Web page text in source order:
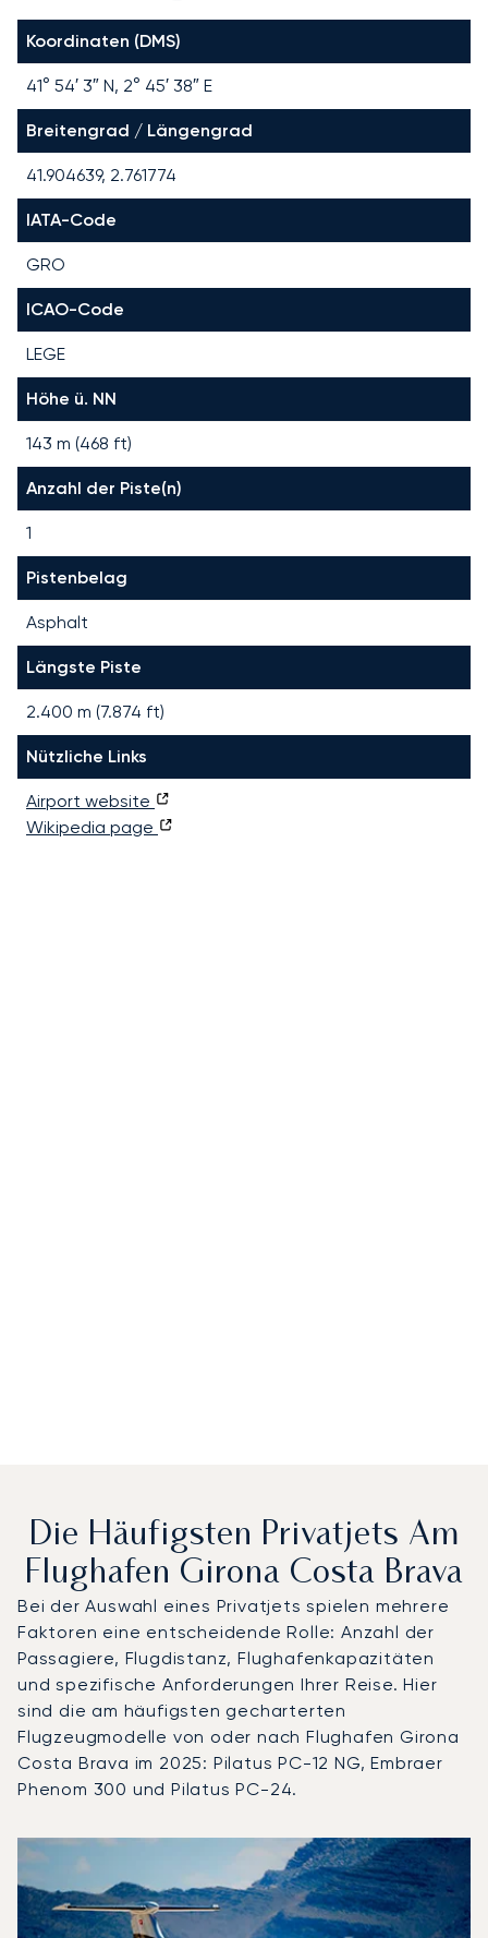
Koordinaten (DMS)
41° 54′ 3″ N, 2° 45′ 38″ E
Breitengrad / Längengrad
41.904639, 2.761774
IATA-Code
GRO
ICAO-Code
LEGE
Höhe ü. NN
143 m (468 ft)
Anzahl der Piste(n)
1
Pistenbelag
Asphalt
Längste Piste
2.400 m (7.874 ft)
Nützliche Links
Airport website
Wikipedia page
Die Häufigsten Privatjets Am
Flughafen Girona Costa Brava
Bei der Auswahl eines Privatjets spielen mehrere
Faktoren eine entscheidende Rolle: Anzahl der
Passagiere, Flugdistanz, Flughafenkapazitäten
und spezifische Anforderungen Ihrer Reise. Hier
sind die am häufigsten gecharterten
Flugzeugmodelle von oder nach Flughafen Girona
Costa Brava im 2025: Pilatus PC-12 NG, Embraer
Phenom 300 und Pilatus PC-24.
Foto des Flugzeugs
Flugzeugmodell
Geschwindigkeit (km/h)
Geschwindigkeit (Knoten)
Reichweite (NM)